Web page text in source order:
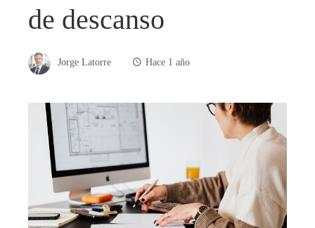
de descanso
Jorge Latorre Hace 1 año